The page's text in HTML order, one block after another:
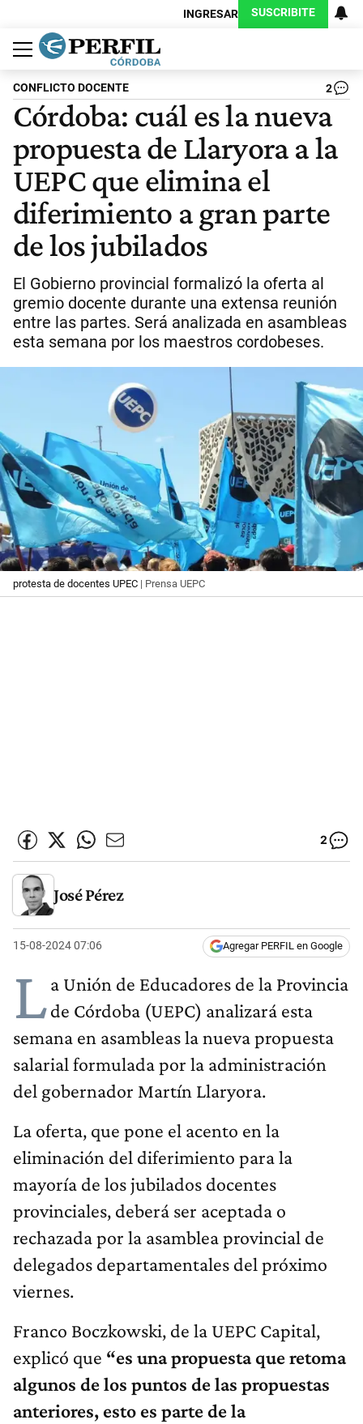
INGRESAR SUSCRIBITE
Política
Economía
Judiciales
Sociedad
Cultura
Espectáculos
Deportes
Protagonistas
CONFLICTO DOCENTE 2
Córdoba: cuál es la nueva
propuesta de Llaryora a la
UEPC que elimina el
diferimiento a gran parte
de los jubilados
El Gobierno provincial formalizó la oferta al
gremio docente durante una extensa reunión
entre las partes. Será analizada en asambleas
esta semana por los maestros cordobeses.
protesta de docentes UPEC | Prensa UEPC
2
José Pérez
15-08-2024 07:06 Agregar PERFIL en Google
La Unión de Educadores de la Provincia
de Córdoba (UEPC) analizará esta
semana en asambleas la nueva propuesta
salarial formulada por la administración
del gobernador Martín Llaryora.
La oferta, que pone el acento en la
eliminación del diferimiento para la
mayoría de los jubilados docentes
provinciales, deberá ser aceptada o
rechazada por la asamblea provincial de
delegados departamentales del próximo
viernes.
Franco Boczkowski, de la UEPC Capital,
explicó que “es una propuesta que retoma
algunos de los puntos de las propuestas
anteriores, esto es parte de la